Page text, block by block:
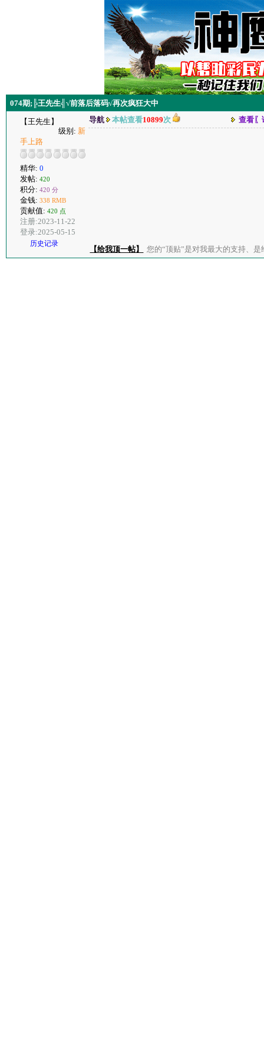
074期;╠王先生╣√前落后落码√再次疯狂大中
【王先生】
级别: 新
手上路
精华: 0
发帖: 420
积分: 420 分
金钱: 338 RMB
贡献值: 420 点
注册:2023-11-22
登录:2025-05-15
历史记录
导航 本帖查看10899次 查看〖
【给我顶一帖】 您的“顶贴”是对我最大的支持、